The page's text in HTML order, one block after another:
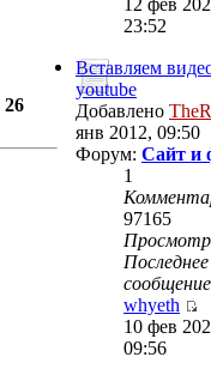
26
23:52
Вставляем
youtube
Добавлено
янв 2012, 09:50
Форум: Сайт и
1
97165
Последнее
сообщение
whyeth
10 фев
09:56